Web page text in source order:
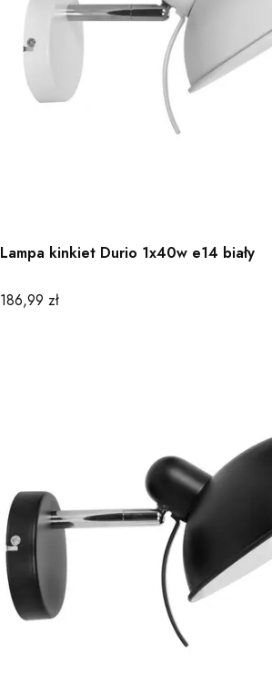
Lampa kinkiet Durio 1x40w e14 biały
Cena
186,99 zł